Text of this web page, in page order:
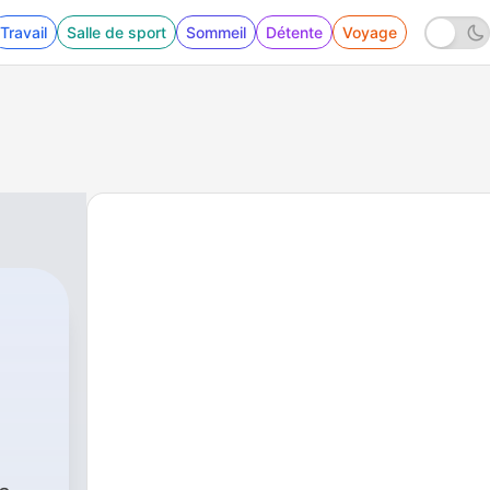
Travail Salle de sport Sommeil Détente Voyage